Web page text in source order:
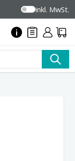
inkl. MwSt.